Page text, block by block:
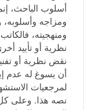
أسلوب الباحث،
ومزاجه وأسلوبه،
ومنهجيته،
نظرية أو تأييد
نقض نظرية أو
أن يسوغ له عدم
لمرجعيات
نصه هذا. وعلى كل